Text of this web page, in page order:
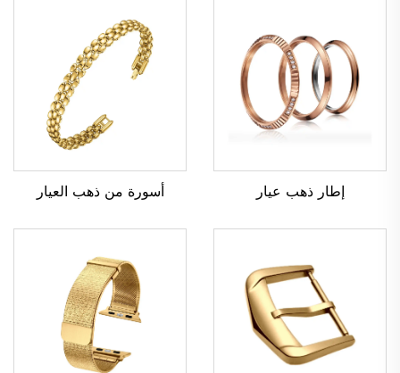
إطار ذهب عيار أسورة من ذهب العيار